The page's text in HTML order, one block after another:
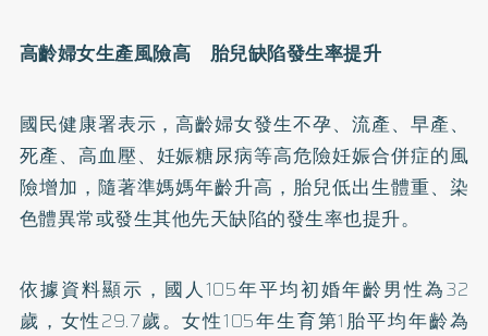
高齡婦女生產風險高 胎兒缺陷發生率提升
國民健康署表示，高齡婦女發生不孕、流產、早產、
死產、 高血壓、妊娠糖尿病等高危險妊娠合併症的風
險增加，隨著準媽媽年齡升高，胎兒低出生體重、染
色體異常或發生其他先天缺陷的發生率也提升。
依據資料顯示，國人105年平均初婚年齡男性為32
歲，女性29.7歲。女性105年生育第1胎平均年齡為